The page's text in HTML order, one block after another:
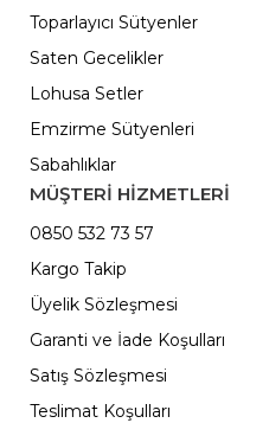
Toparlayıcı Sütyenler
Saten Gecelikler
Lohusa Setler
Emzirme Sütyenleri
Sabahlıklar
MÜŞTERİ HİZMETLERİ
0850 532 73 57
Kargo Takip
Üyelik Sözleşmesi
Garanti ve İade Koşulları
Satış Sözleşmesi
Teslimat Koşulları